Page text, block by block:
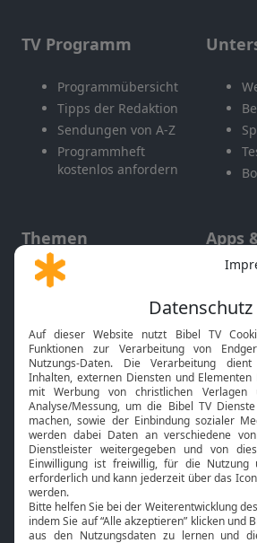
TV Programm
Programmübersicht
Tipps der Redaktion
Sendungen von A-Z
Programmheft
kostenlos anfordern
Themen
Gott und Bibel erklärt
Neuigkeiten
Apps
Bibel TV
Über uns
Jobs